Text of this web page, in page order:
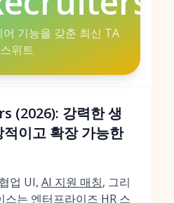
기능을 갖춘 최신 TA
스위트
(2026): 강력한 생
이고 확장 가능한
업 UI, AI 지원 매칭, 그리
스는 엔터프라이즈 HR 스